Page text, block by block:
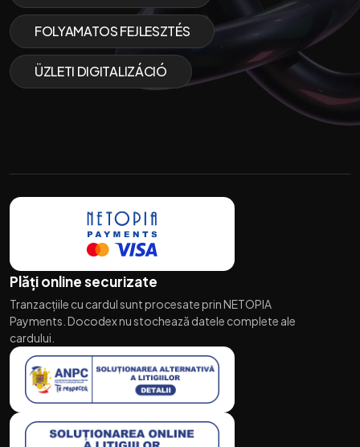
FOLYAMATOS FEJLESZTÉS
ÜZLETI DIGITALIZÁCIÓ
Plăți online securizate
Tranzacțiile cu cardul sunt procesate prin NETOPIA
Payments. Docodex nu stochează datele complete ale
cardului.